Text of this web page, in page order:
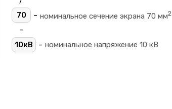
70 - номинальное сечение экрана 70 мм2
-
10кВ - номинальное напряжение 10 кВ